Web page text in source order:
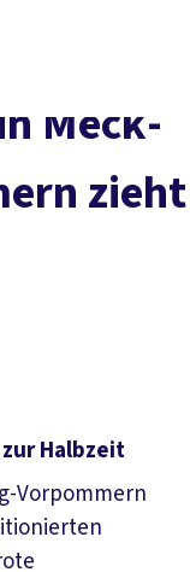
Service
Mitmachen
Meck­
zieht
Halbzeit
Vorpommern